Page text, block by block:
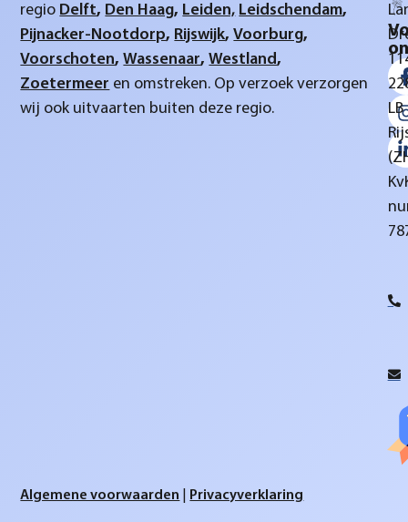
regio Delft, Den Haag, Leiden, Leidschendam,
Pijnacker-Nootdorp, Rijswijk,Voorburg,
Voorschoten,Wassenaar,Westland,
Zoetermeer en omstreken. Op verzoek verzorgen
wij ook uitvaarten buiten deze regio.
LB
Algemene voorwaarden Privacyverklaring